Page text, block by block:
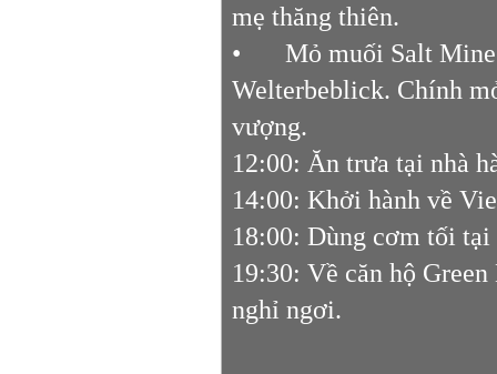
mẹ thăng thiên.
•
Mỏ muối Salt
Welterbeblick. Chính
vượng.
12:00: Ăn trưa tại nhà
14:00: Khởi hành về
18:00: Dùng cơm tối tại
19:30: Về căn hộ
nghỉ ngơi.